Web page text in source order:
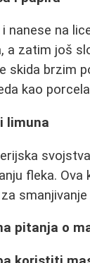
nanese na
a zatim još
skida brzim
kao
limuna
fleka. Ova
smanjivanje
pitanja o